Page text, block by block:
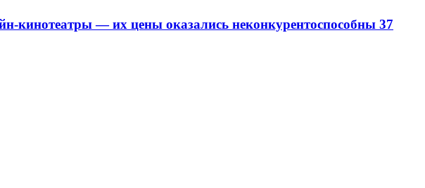
кинотеатры — их цены оказались неконкурентоспособны 37